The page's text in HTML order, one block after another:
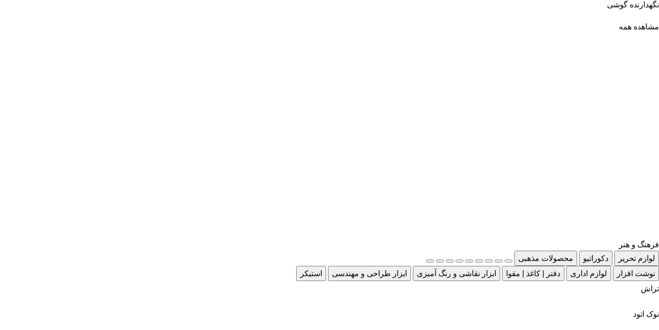
نگهدارنده گوشی
مشاهده همه
فرهنگ و هنر
لوازم تحریر
دکوراتیو
محصولات مذهبی
نوشت افزار
لوازم اداری دفتر | کاغذ | مقوا ابزار نقاشی و رنگ آمیزی ابزار طراحی و مهندسی
استیکر
تراش
نوک اتود